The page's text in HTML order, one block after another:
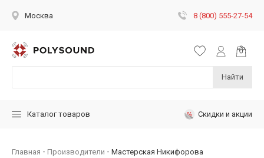
Москва 8 (800) 555-27-54
Найти
Каталог товаров Скидки и акции
Главная Производители Мастерская Никифорова